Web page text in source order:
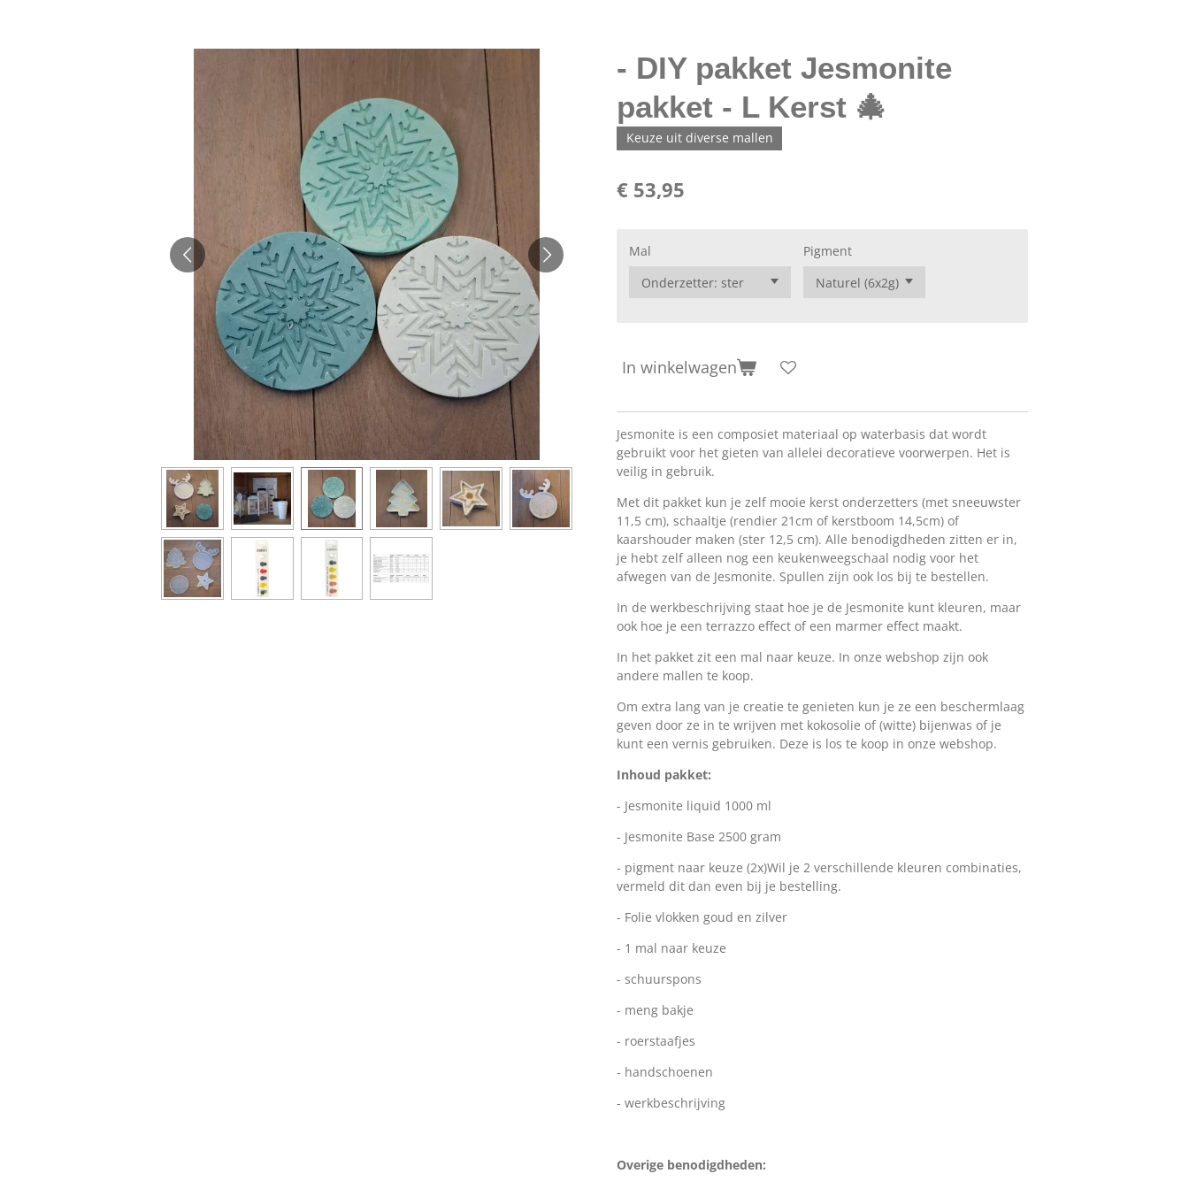
- DIY pakket Jesmonite
pakket - L Kerst 🎄
Keuze uit diverse mallen
€ 53,95
Mal Pigment
In winkelwagen
Jesmonite is een composiet materiaal op waterbasis dat wordt
gebruikt voor het gieten van allelei decoratieve voorwerpen. Het is
veilig in gebruik.
Met dit pakket kun je zelf mooie kerst onderzetters (met sneeuwster
11,5 cm), schaaltje (rendier 21cm of kerstboom 14,5cm) of
kaarshouder maken (ster 12,5 cm). Alle benodigdheden zitten er in,
je hebt zelf alleen nog een keukenweegschaal nodig voor het
afwegen van de Jesmonite. Spullen zijn ook los bij te bestellen.
In de werkbeschrijving staat hoe je de Jesmonite kunt kleuren, maar
ook hoe je een terrazzo effect of een marmer effect maakt.
In het pakket zit een mal naar keuze. In onze webshop zijn ook
andere mallen te koop.
Om extra lang van je creatie te genieten kun je ze een beschermlaag
geven door ze in te wrijven met kokosolie of (witte) bijenwas of je
kunt een vernis gebruiken. Deze is los te koop in onze webshop.
Inhoud pakket:
- Jesmonite liquid 1000 ml
- Jesmonite Base 2500 gram
- pigment naar keuze (2x)Wil je 2 verschillende kleuren combinaties,
vermeld dit dan even bij je bestelling.
- Folie vlokken goud en zilver
- 1 mal naar keuze
- schuurspons
- meng bakje
- roerstaafjes
- handschoenen
- werkbeschrijving
Overige benodigdheden: